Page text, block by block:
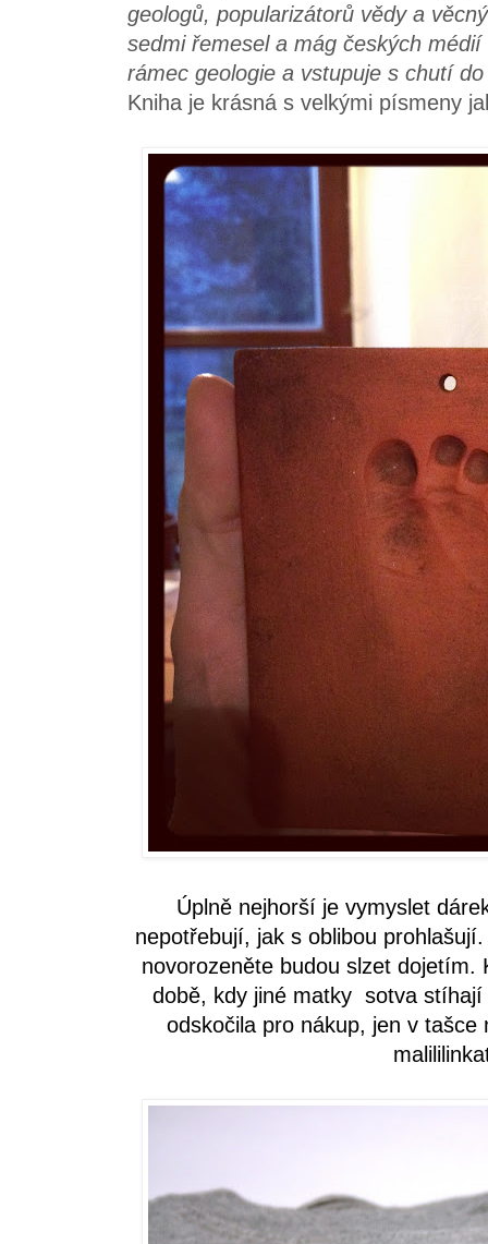
geologů, popularizátorů vědy a
sedmi řemesel a mág českých
rámec geologie a vstupuje s chutí
Kniha je krásná s velkými písmeny
Úplně nejhorší je vymyslet
nepotřebují, jak s oblibou
novorozeněte budou slzet dojetím.
době, kdy jiné matky sotva
odskočila pro nákup, jen v